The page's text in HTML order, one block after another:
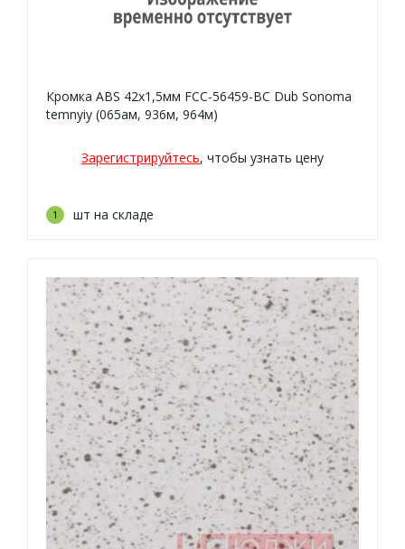
Кромка ABS 42х1,5мм FCC-56459-BC Dub Sonoma
temnyiy (065ам, 936м, 964м)
Зарегистрируйтесь, чтобы узнать цену
1 шт на складе